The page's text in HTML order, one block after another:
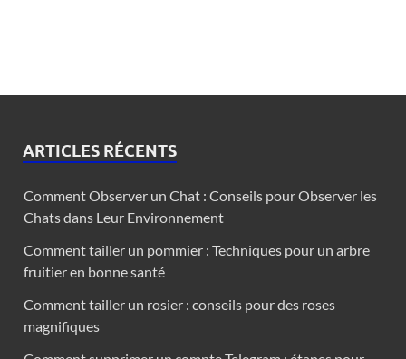
ARTICLES RÉCENTS
Comment Observer un Chat : Conseils pour Observer les
Chats dans Leur Environnement
Comment tailler un pommier : Techniques pour un arbre
fruitier en bonne santé
Comment tailler un rosier : conseils pour des roses
magnifiques